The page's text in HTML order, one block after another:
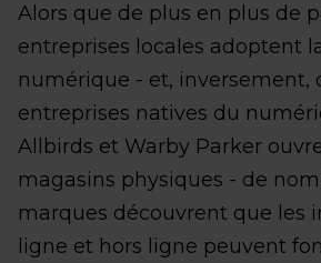
Alors que de plus en plus de
entreprises locales adoptent
numérique - et, inversement,
entreprises natives du
Allbirds et Warby Parker
magasins physiques - de
marques découvrent que les
ligne et hors ligne peuvent